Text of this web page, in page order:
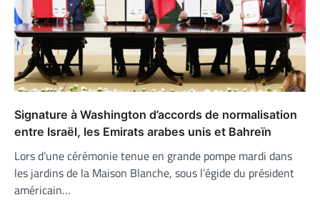
Signature à Washington d’accords de normalisation
entre Israël, les Emirats arabes unis et Bahreïn
Lors d’une cérémonie tenue en grande pompe mardi dans
les jardins de la Maison Blanche, sous l’égide du président
américain…